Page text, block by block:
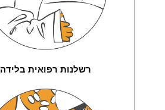
רשלנות רפואית בלידה